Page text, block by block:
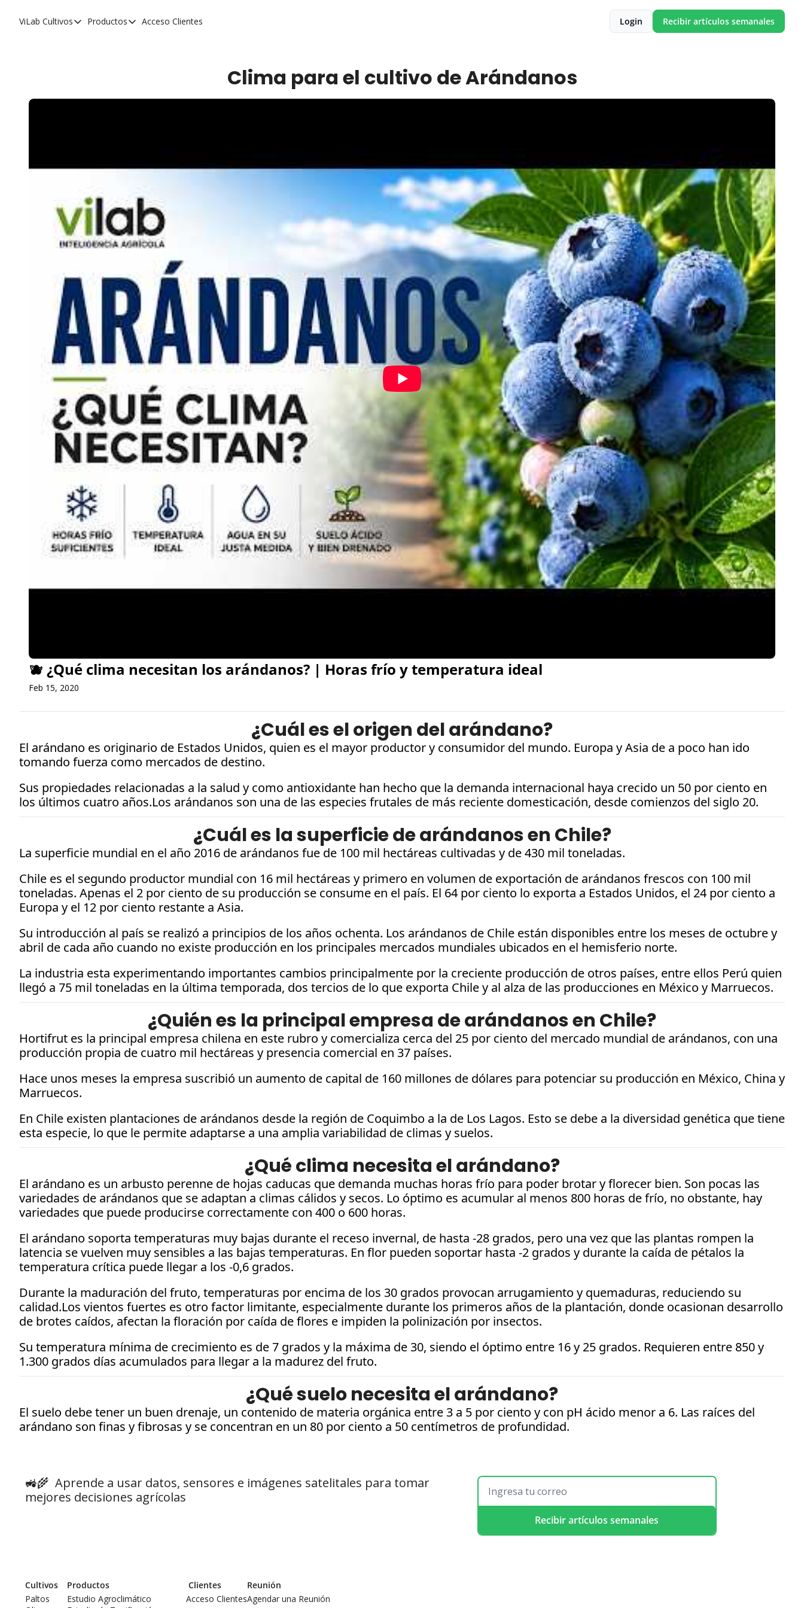
ViLab Cultivos
Cultivos
Cítricos
Tabaco
Avellanos
Productos
Productos
Monitoreo Satelital de Cultivos
Acceso Clientes Login Recibir artículos semanales
Clima para el cultivo de Arándanos
🫐 ¿Qué clima necesitan los arándanos? | Horas frío y temperatura ideal
Feb 15, 2020
¿Cuál es el origen del arándano?
El arándano es originario de Estados Unidos, quien es el mayor productor y consumidor del mundo. Europa y Asia de a poco han ido
tomando fuerza como mercados de destino.
Sus propiedades relacionadas a la salud y como antioxidante han hecho que la demanda internacional haya crecido un 50 por ciento en
los últimos cuatro años.Los arándanos son una de las especies frutales de más reciente domesticación, desde comienzos del siglo 20.
¿Cuál es la superficie de arándanos en Chile?
La superficie mundial en el año 2016 de arándanos fue de 100 mil hectáreas cultivadas y de 430 mil toneladas.
Chile es el segundo productor mundial con 16 mil hectáreas y primero en volumen de exportación de arándanos frescos con 100 mil
toneladas. Apenas el 2 por ciento de su producción se consume en el país. El 64 por ciento lo exporta a Estados Unidos, el 24 por ciento a
Europa y el 12 por ciento restante a Asia.
Su introducción al país se realizó a principios de los años ochenta. Los arándanos de Chile están disponibles entre los meses de octubre y
abril de cada año cuando no existe producción en los principales mercados mundiales ubicados en el hemisferio norte.
La industria esta experimentando importantes cambios principalmente por la creciente producción de otros países, entre ellos Perú quien
llegó a 75 mil toneladas en la última temporada, dos tercios de lo que exporta Chile y al alza de las producciones en México y Marruecos.
¿Quién es la principal empresa de arándanos en Chile?
Hortifrut es la principal empresa chilena en este rubro y comercializa cerca del 25 por ciento del mercado mundial de arándanos, con una
producción propia de cuatro mil hectáreas y presencia comercial en 37 países.
Hace unos meses la empresa suscribió un aumento de capital de 160 millones de dólares para potenciar su producción en México, China y
Marruecos.
En Chile existen plantaciones de arándanos desde la región de Coquimbo a la de Los Lagos. Esto se debe a la diversidad genética que tiene
esta especie, lo que le permite adaptarse a una amplia variabilidad de climas y suelos.
¿Qué clima necesita el arándano?
El arándano es un arbusto perenne de hojas caducas que demanda muchas horas frío para poder brotar y florecer bien. Son pocas las
variedades de arándanos que se adaptan a climas cálidos y secos. Lo óptimo es acumular al menos 800 horas de frío, no obstante, hay
variedades que puede producirse correctamente con 400 o 600 horas.
El arándano soporta temperaturas muy bajas durante el receso invernal, de hasta -28 grados, pero una vez que las plantas rompen la
latencia se vuelven muy sensibles a las bajas temperaturas. En flor pueden soportar hasta -2 grados y durante la caída de pétalos la
temperatura crítica puede llegar a los -0,6 grados.
Durante la maduración del fruto, temperaturas por encima de los 30 grados provocan arrugamiento y quemaduras, reduciendo su
calidad.Los vientos fuertes es otro factor limitante, especialmente durante los primeros años de la plantación, donde ocasionan desarrollo
de brotes caídos, afectan la floración por caída de flores e impiden la polinización por insectos.
Su temperatura mínima de crecimiento es de 7 grados y la máxima de 30, siendo el óptimo entre 16 y 25 grados. Requieren entre 850 y
1.300 grados días acumulados para llegar a la madurez del fruto.
¿Qué suelo necesita el arándano?
El suelo debe tener un buen drenaje, un contenido de materia orgánica entre 3 a 5 por ciento y con pH ácido menor a 6. Las raíces del
arándano son finas y fibrosas y se concentran en un 80 por ciento a 50 centímetros de profundidad.
🚜🌾 Aprende a usar datos, sensores e imágenes satelitales para tomar
mejores decisiones agrícolas
Recibir artículos semanales
Cultivos
Paltos
Productos
Estudio Agroclimático
Clientes
Acceso Clientes
Reunión
Agendar una Reunión